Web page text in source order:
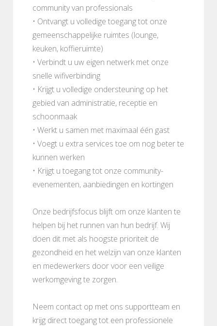
community van professionals
• Ontvangt u volledige toegang tot onze
gemeenschappelijke ruimtes (lounge,
keuken, koffieruimte)
• Verbindt u uw eigen netwerk met onze
snelle wifiverbinding
• Krijgt u volledige ondersteuning op het
gebied van administratie, receptie en
schoonmaak
• Werkt u samen met maximaal één gast
• Voegt u extra services toe om nog beter te
kunnen werken
• Krijgt u toegang tot onze community-
evenementen, aanbiedingen en kortingen
Onze bedrijfsfocus blijft om onze klanten te
helpen bij het runnen van hun bedrijf. Wij
doen dit met als hoogste prioriteit de
gezondheid en het welzijn van onze klanten
en medewerkers door voor een veilige
werkomgeving te zorgen.
Neem contact op met ons supportteam en
krijg direct toegang tot een professionele